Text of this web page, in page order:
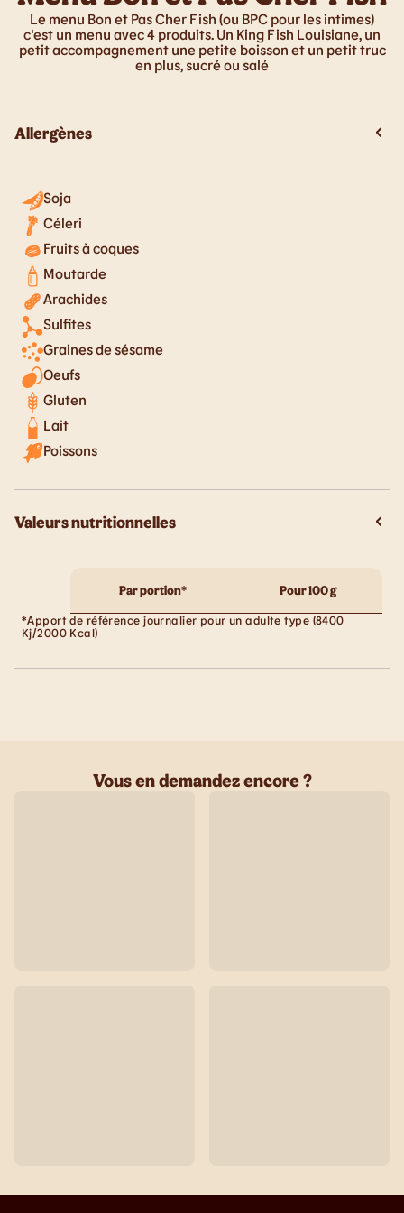
Le menu Bon et Pas Cher Fish (ou BPC pour les intimes)
c'est un menu avec 4 produits. Un King Fish Louisiane, un
petit accompagnement une petite boisson et un petit truc
en plus, sucré ou salé
Allergènes
Soja
Céleri
Fruits à coques
Moutarde
Arachides
Sulfites
Graines de sésame
Oeufs
Gluten
Lait
Poissons
Valeurs nutritionnelles
Par portion* Pour 100 g
*Apport de référence journalier pour un adulte type (8400
Kj/2000 Kcal)
Vous en demandez encore ?